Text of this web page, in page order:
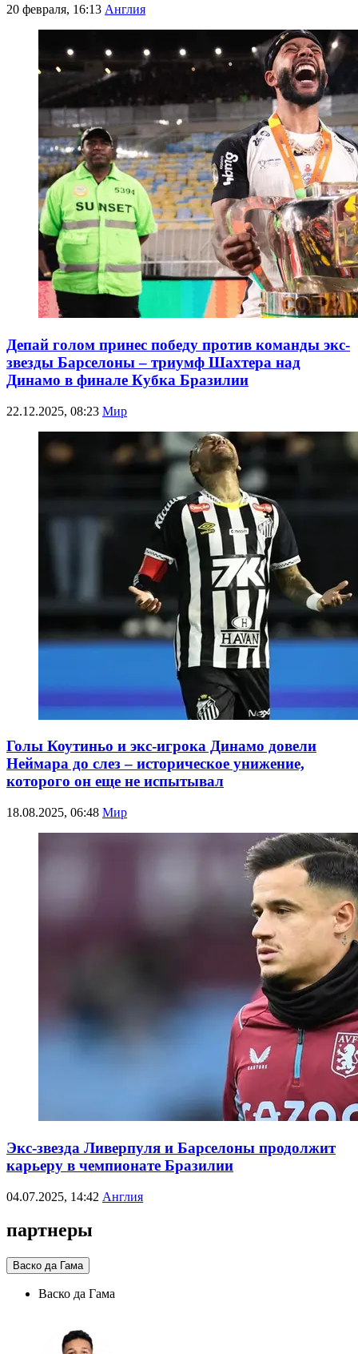
20 февраля, 16:13 Англия
Депай голом принес победу против команды экс-
звезды Барселоны – триумф Шахтера над
Динамо в финале Кубка Бразилии
22.12.2025, 08:23 Мир
Голы Коутиньо и экс-игрока Динамо довели
Неймара до слез – историческое унижение,
которого он еще не испытывал
18.08.2025, 06:48 Мир
Экс-звезда Ливерпуля и Барселоны продолжит
карьеру в чемпионате Бразилии
04.07.2025, 14:42 Англия
партнеры
Васко да Гама
Васко да Гама